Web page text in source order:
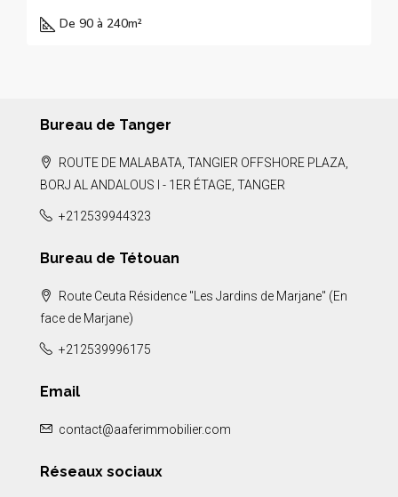
De 90 à 240m²
Bureau de Tanger
ROUTE DE MALABATA, TANGIER OFFSHORE PLAZA,
BORJ AL ANDALOUS I - 1ER ÉTAGE, TANGER
+212539944323
Bureau de Tétouan
Route Ceuta Résidence "Les Jardins de Marjane" (En
face de Marjane)
+212539996175
Email
contact@aaferimmobilier.com
Réseaux sociaux